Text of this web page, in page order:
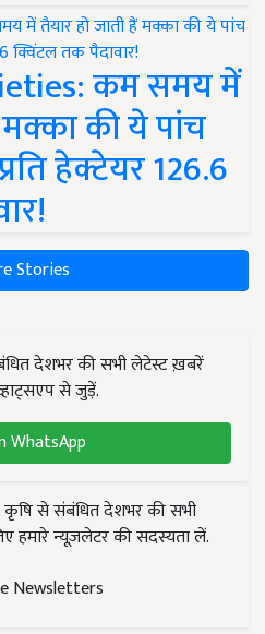
कम समय में
की ये पांच
हेक्टेयर 126.6
Stories
देशभर की सभी लेटेस्ट ख़बरें
से जुड़ें.
WhatsApp
कृषि से संबंधित देशभर की सभी
न्यूज़लेटर की सदस्यता लें.
Newsletters